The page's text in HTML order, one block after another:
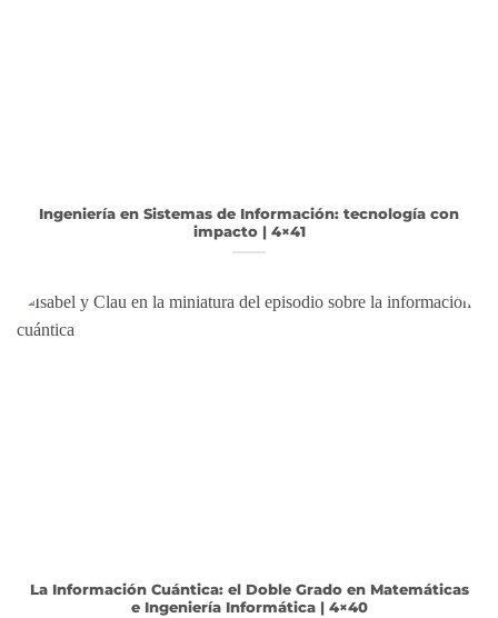
Ingeniería en Sistemas de Información: tecnología con
impacto | 4×41
La Información Cuántica: el Doble Grado en Matemáticas
e Ingeniería Informática | 4×40